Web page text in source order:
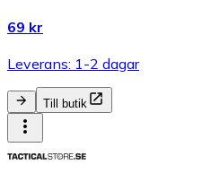
69 kr
Leverans: 1-2 dagar
Till butik